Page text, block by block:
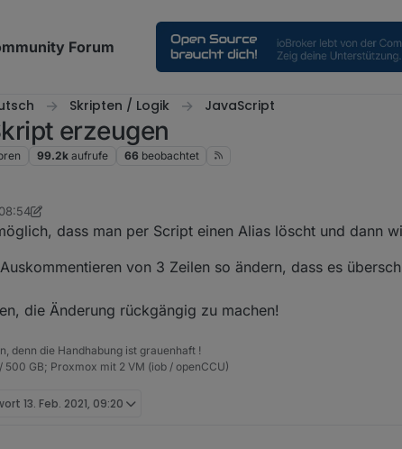
Forum
Skripten / Logik JavaScript
erzeugen
99.2k aufrufe 66 beobachtet
dass man per Script einen Alias löscht und dann
von 3 Zeilen so ändern, dass es
die Änderung rückgängig zu machen!
denn die Handhabung ist grauenhaft !
500 GB; Proxmox mit 2 VM (iob / openCCU)
13. Feb. 2021, 09:20